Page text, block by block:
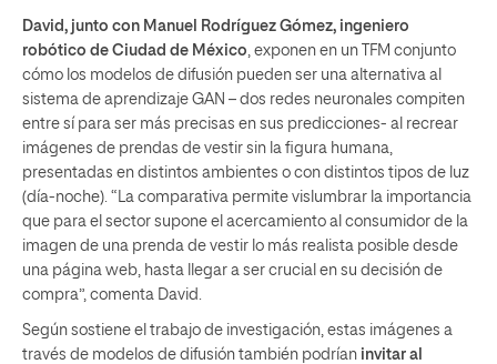
David, junto con Manuel Rodríguez Gómez, ingeniero
robótico de Ciudad de México , exponen en un TFM conjunto
cómo los modelos de difusión pueden ser una alternativa al
sistema de aprendizaje GAN – dos redes neuronales compiten
entre sí para ser más precisas en sus predicciones- al recrear
imágenes de prendas de vestir sin la figura humana,
presentadas en distintos ambientes o con distintos tipos de luz
(día-noche). “La comparativa permite vislumbrar la importancia
que para el sector supone el acercamiento al consumidor de la
imagen de una prenda de vestir lo más realista posible desde
una página web, hasta llegar a ser crucial en su decisión de
compra”, comenta David.
Según sostiene el trabajo de investigación, estas imágenes a
través de modelos de difusión también podrían invitar al